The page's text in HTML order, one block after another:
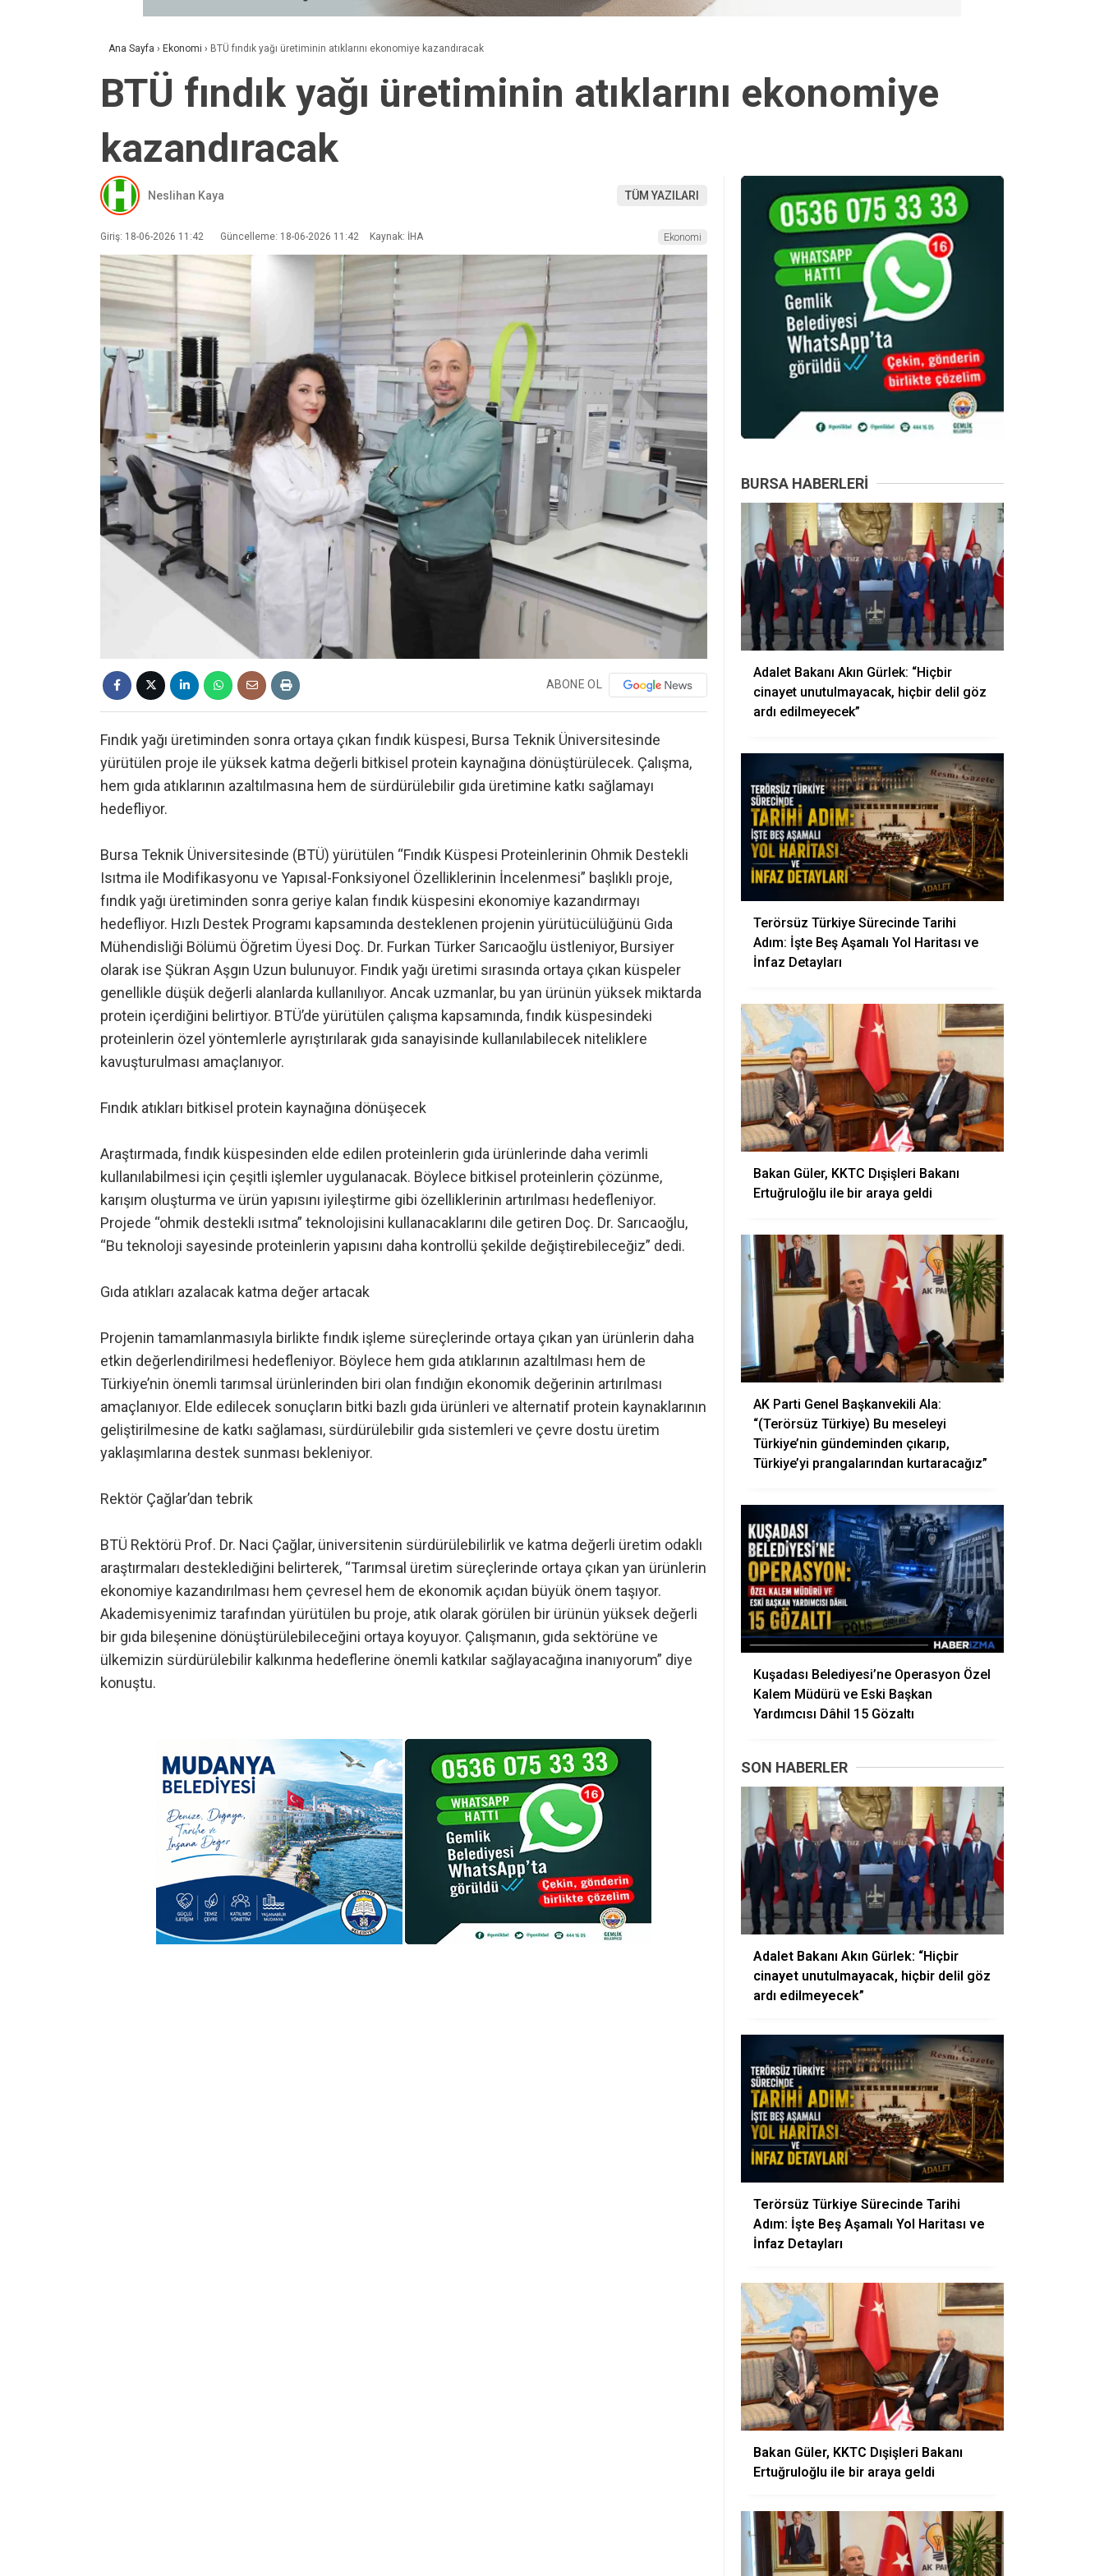
Ana Sayfa › Ekonomi › BTÜ fındık yağı üretiminin atıklarını ekonomiye kazandıracak
BTÜ fındık yağı üretiminin atıklarını ekonomiye
kazandıracak
Neslihan Kaya TÜM YAZILARI
Giriş: 18-06-2026 11:42 Güncelleme: 18-06-2026 11:42 Kaynak: İHA Ekonomi
ABONE OL
Fındık yağı üretiminden sonra ortaya çıkan fındık küspesi, Bursa Teknik Üniversitesinde
yürütülen proje ile yüksek katma değerli bitkisel protein kaynağına dönüştürülecek. Çalışma,
hem gıda atıklarının azaltılmasına hem de sürdürülebilir gıda üretimine katkı sağlamayı
hedefliyor.
Bursa Teknik Üniversitesinde (BTÜ) yürütülen “Fındık Küspesi Proteinlerinin Ohmik Destekli
Isıtma ile Modifikasyonu ve Yapısal-Fonksiyonel Özelliklerinin İncelenmesi” başlıklı proje,
fındık yağı üretiminden sonra geriye kalan fındık küspesini ekonomiye kazandırmayı
hedefliyor. Hızlı Destek Programı kapsamında desteklenen projenin yürütücülüğünü Gıda
Mühendisliği Bölümü Öğretim Üyesi Doç. Dr. Furkan Türker Sarıcaoğlu üstleniyor, Bursiyer
olarak ise Şükran Aşgın Uzun bulunuyor. Fındık yağı üretimi sırasında ortaya çıkan küspeler
genellikle düşük değerli alanlarda kullanılıyor. Ancak uzmanlar, bu yan ürünün yüksek miktarda
protein içerdiğini belirtiyor. BTÜ’de yürütülen çalışma kapsamında, fındık küspesindeki
proteinlerin özel yöntemlerle ayrıştırılarak gıda sanayisinde kullanılabilecek niteliklere
kavuşturulması amaçlanıyor.
Fındık atıkları bitkisel protein kaynağına dönüşecek
Araştırmada, fındık küspesinden elde edilen proteinlerin gıda ürünlerinde daha verimli
kullanılabilmesi için çeşitli işlemler uygulanacak. Böylece bitkisel proteinlerin çözünme,
karışım oluşturma ve ürün yapısını iyileştirme gibi özelliklerinin artırılması hedefleniyor.
Projede “ohmik destekli ısıtma” teknolojisini kullanacaklarını dile getiren Doç. Dr. Sarıcaoğlu,
“Bu teknoloji sayesinde proteinlerin yapısını daha kontrollü şekilde değiştirebileceğiz” dedi.
Gıda atıkları azalacak katma değer artacak
Projenin tamamlanmasıyla birlikte fındık işleme süreçlerinde ortaya çıkan yan ürünlerin daha
etkin değerlendirilmesi hedefleniyor. Böylece hem gıda atıklarının azaltılması hem de
Türkiye’nin önemli tarımsal ürünlerinden biri olan fındığın ekonomik değerinin artırılması
amaçlanıyor. Elde edilecek sonuçların bitki bazlı gıda ürünleri ve alternatif protein kaynaklarının
geliştirilmesine de katkı sağlaması, sürdürülebilir gıda sistemleri ve çevre dostu üretim
yaklaşımlarına destek sunması bekleniyor.
Rektör Çağlar’dan tebrik
BTÜ Rektörü Prof. Dr. Naci Çağlar, üniversitenin sürdürülebilirlik ve katma değerli üretim odaklı
araştırmaları desteklediğini belirterek, “Tarımsal üretim süreçlerinde ortaya çıkan yan ürünlerin
ekonomiye kazandırılması hem çevresel hem de ekonomik açıdan büyük önem taşıyor.
Akademisyenimiz tarafından yürütülen bu proje, atık olarak görülen bir ürünün yüksek değerli
bir gıda bileşenine dönüştürülebileceğini ortaya koyuyor. Çalışmanın, gıda sektörüne ve
ülkemizin sürdürülebilir kalkınma hedeflerine önemli katkılar sağlayacağına inanıyorum” diye
konuştu.
BURSA HABERLERI
Adalet Bakanı Akın Gürlek: “Hiçbir
cinayet unutulmayacak, hiçbir delil göz
ardı edilmeyecek”
Terörsüz Türkiye Sürecinde Tarihi
Adım: İşte Beş Aşamalı Yol Haritası ve
İnfaz Detayları
Bakan Güler, KKTC Dışişleri Bakanı
Ertuğruloğlu ile bir araya geldi
AK Parti Genel Başkanvekili Ala:
“(Terörsüz Türkiye) Bu meseleyi
Türkiye’nin gündeminden çıkarıp,
Türkiye’yi prangalarından kurtaracağız”
Kuşadası Belediyesi’ne Operasyon Özel
Kalem Müdürü ve Eski Başkan
Yardımcısı Dâhil 15 Gözaltı
SON HABERLER
Adalet Bakanı Akın Gürlek: “Hiçbir
cinayet unutulmayacak, hiçbir delil göz
ardı edilmeyecek”
Terörsüz Türkiye Sürecinde Tarihi
Adım: İşte Beş Aşamalı Yol Haritası ve
İnfaz Detayları
Bakan Güler, KKTC Dışişleri Bakanı
Ertuğruloğlu ile bir araya geldi